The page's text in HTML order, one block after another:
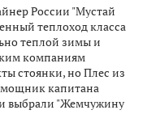
России "Мустай
теплоход класса
теплой зимы и
компаниям
стоянки, но Плес из
капитана
выбрали "Жемчужину